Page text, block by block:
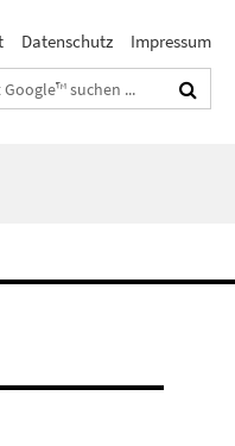
Datenschutz Impressum